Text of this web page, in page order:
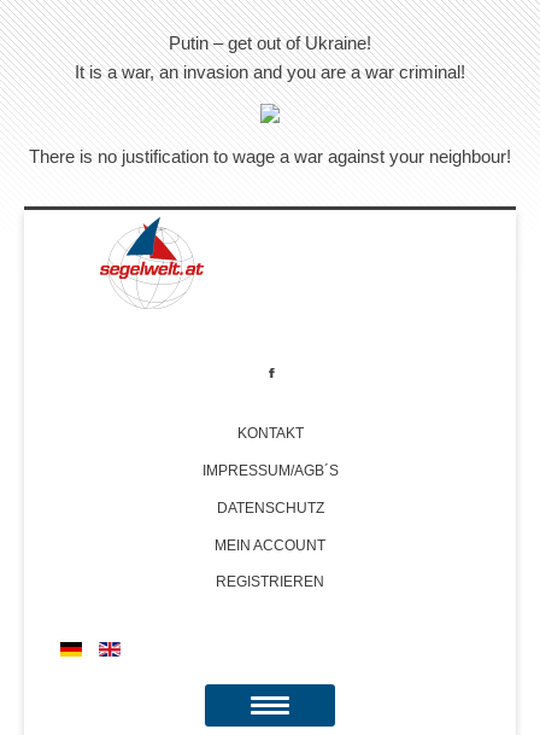
Putin – get out of Ukraine!
It is a war, an invasion and you are a war criminal!
There is no justification to wage a war against your neighbour!
KONTAKT
IMPRESSUM/AGB´S
DATENSCHUTZ
MEIN ACCOUNT
REGISTRIEREN